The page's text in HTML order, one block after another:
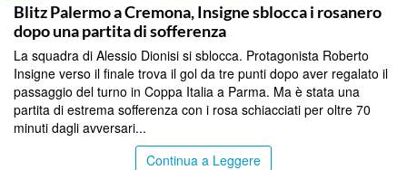
Blitz Palermo a Cremona, Insigne sblocca i rosanero
dopo una partita di sofferenza
La squadra di Alessio Dionisi si sblocca. Protagonista Roberto
Insigne verso il finale trova il gol da tre punti dopo aver regalato il
passaggio del turno in Coppa Italia a Parma. Ma è stata una
partita di estrema sofferenza con i rosa schiacciati per oltre 70
minuti dagli avversari...
Continua a Leggere